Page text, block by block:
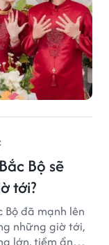
Bộ sẽ
tới?
Bộ đã mạnh lên
những giờ tới,